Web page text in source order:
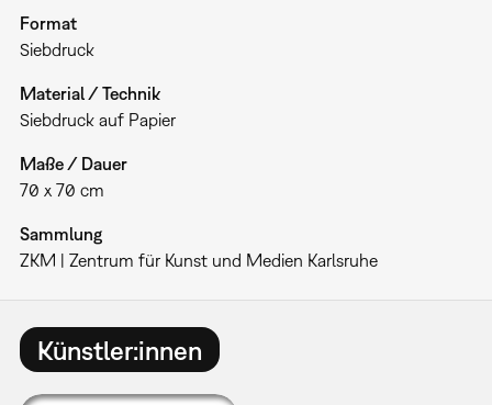
Format
Siebdruck
Material / Technik
Siebdruck auf Papier
Maße / Dauer
70 x 70 cm
Sammlung
ZKM | Zentrum für Kunst und Medien Karlsruhe
Künstler:innen